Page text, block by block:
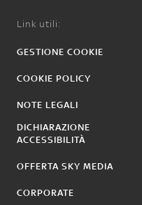
Link utili:
GESTIONE COOKIE
COOKIE POLICY
NOTE LEGALI
DICHIARAZIONE
ACCESSIBILITÀ
OFFERTA SKY MEDIA
CORPORATE